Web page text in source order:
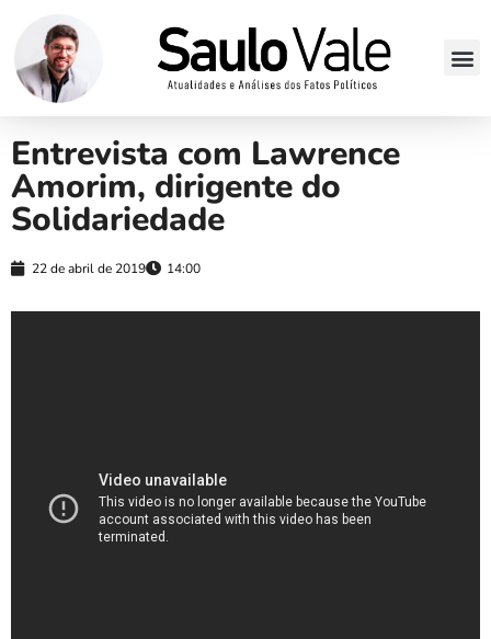
Entrevista com Lawrence
Amorim, dirigente do
Solidariedade
22 de abril de 2019 14:00